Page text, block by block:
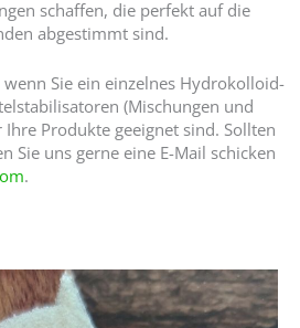
schaffen, die perfekt auf die
abgestimmt sind.
wenn Sie ein einzelnes Hydrokolloid-
(Mischungen und
Ihre Produkte geeignet sind. Sollten
Sie uns gerne eine E-Mail schicken
.